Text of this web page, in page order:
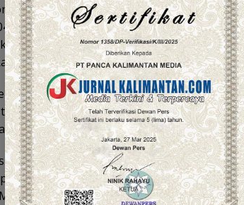
(PMA+PMDN) pada periode yang
triliun, kemudian Rp2.400.844 triliun untuk
serta Rp1.287.620 triliun di sektor
negara dengan investasi tertinggi
Kemudian Singapura Rp1.394.603
miliar,” jelas Endri.
Kalsel triwulan III (Juli–September)
yang terdiri dari PMDN sebesar
sebesar Rp3.092.53 triliun dengan 318